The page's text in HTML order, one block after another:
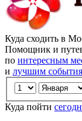
Куда сходить в
Помощник и
по интересным
и лучшим
Куда пойти